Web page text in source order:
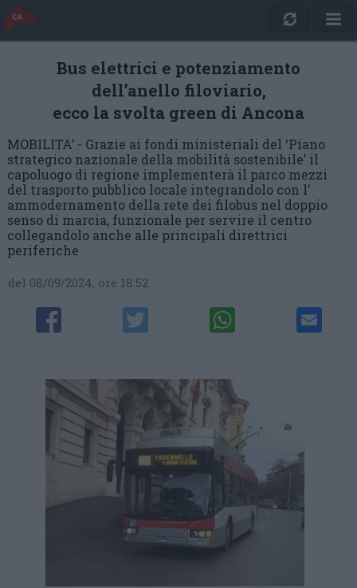
Bus elettrici e potenziamento
dell’anello filoviario,
ecco la svolta green di Ancona
MOBILITA’ - Grazie ai fondi ministeriali del ‘Piano
strategico nazionale della mobilità sostenibile’ il
capoluogo di regione implementerà il parco mezzi
del trasporto pubblico locale integrandolo con l’
ammodernamento della rete dei filobus nel doppio
senso di marcia, funzionale per servire il centro
collegandolo anche alle principali direttrici
periferiche
del 08/09/2024, ore 18:52